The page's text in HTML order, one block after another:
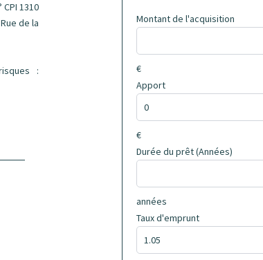
1310
de la
:
Montant de l'acquisition
€
Apport
€
Durée du prêt (Années)
années
Taux d'emprunt